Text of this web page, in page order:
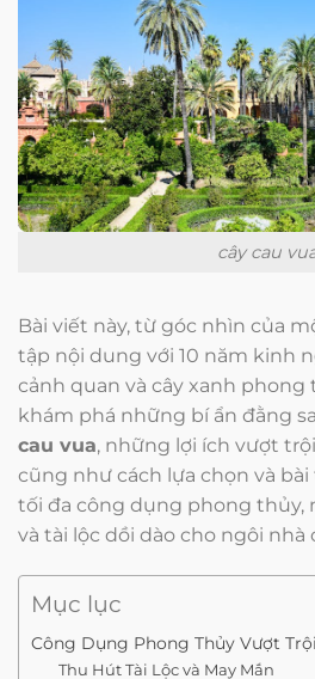
cây cau
Bài viết này, từ góc nhìn của
tập nội dung với 10 năm kinh
cảnh quan và cây xanh phong
khám phá những bí ẩn đằng
cau vua, những lợi ích vượt
cũng như cách lựa chọn và
tối đa công dụng phong thủy,
và tài lộc dồi dào cho ngôi nhà
Mục lục
Công Dụng Phong Thủy Vượt
Thu Hút Tài Lộc và May Mắn